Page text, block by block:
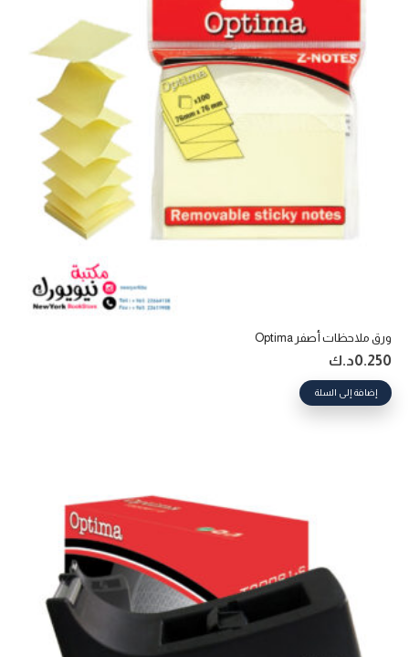
ورق ملاحظات أصفر Optima
0.250د.ك
إضافة إلى السلة